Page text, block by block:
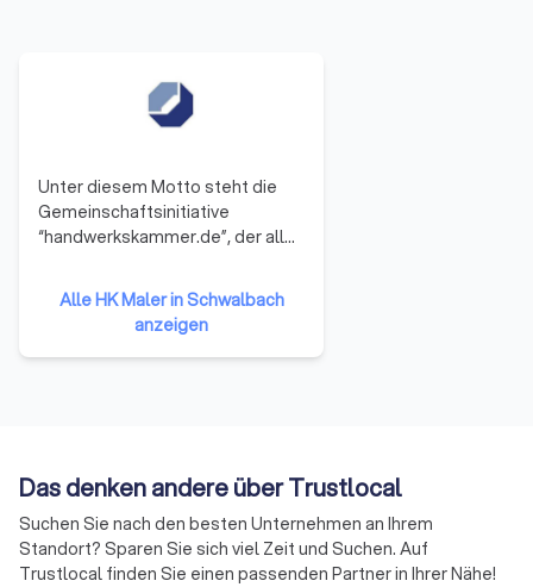
Unter diesem Motto steht die
Gemeinschaftsinitiative
“handwerkskammer.de”, der alle
angehören. Sie repräsentieren
damit das gesamte Handwerk in
der Bundesrepublik Deutschland.
Die Mitglieder haben sich darauf
der Handwerkskammern
effizienter und effektiver
werden.
Alle HK Maler in Schwalbach
anzeigen
Das denken andere über Trustlocal
Suchen Sie nach den besten Unternehmen an Ihrem
Standort? Sparen Sie sich viel Zeit und Suchen. Auf
Trustlocal finden Sie einen passenden Partner in Ihrer Nähe!